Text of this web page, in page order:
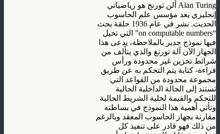
Alan Turing ألن تورنج هو رياضياتي
إنجليزي يعد مؤسس علم الحاسوب
الحديث. نشر في عام 1936 حلقة بحث
“on computable numbers” التي تخيل
فيها نموذج جدير بالملاحظة، يدعى هذا
الجهاز الآن آلة تورنغ والذي يتألف من
شرائط تخزين غير محدودة ورأس
قراءة- كتابة يتم التحكم به عن طريق
مجموعة محدودة من القواعد التي
تستند إلى الحالة الداخلية الحالية
للتحكم والقيمة لخلية الشريط الحالية
وتأتي أهمية هذا النموذج في بساطته
مقارنة بجهاز الحاسوب المعقد وبالرغم
من ذلك فهو قادر على تنفيذ كل